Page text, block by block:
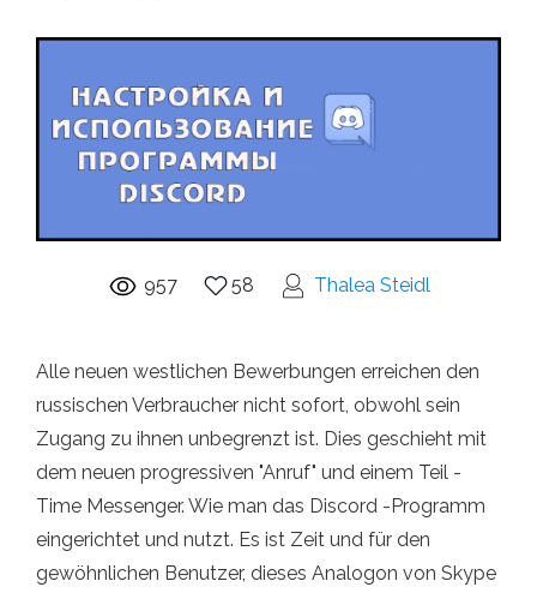
957 58 Thalea Steidl
Alle neuen westlichen Bewerbungen erreichen den
russischen Verbraucher nicht sofort, obwohl sein
Zugang zu ihnen unbegrenzt ist. Dies geschieht mit
dem neuen progressiven "Anruf" und einem Teil -
Time Messenger. Wie man das Discord -Programm
eingerichtet und nutzt. Es ist Zeit und für den
gewöhnlichen Benutzer, dieses Analogon von Skype